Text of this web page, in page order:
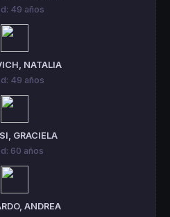
49 años
NATALIA
49 años
GRACIELA
60 años
ANDREA